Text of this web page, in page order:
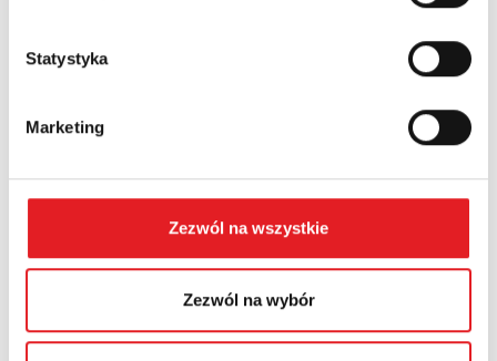
Statystyka
Marketing
Zezwól na wszystkie
Zezwól na wybór
Treść: *
Wyrażam zgodę na przetwarzanie moich danych
osobowych przez Relpol S.A. Więcej informacji na temat
Zapoznałem z treściąPolityki Prywatności*